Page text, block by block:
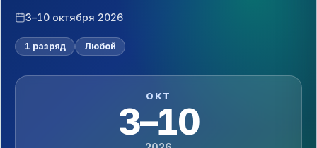
3–10 октября 2026
1 разряд Любой
ОКТ
3–10